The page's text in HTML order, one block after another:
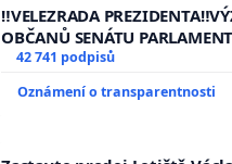
na přijetí usnesení k podání
žaloby na prezidenta
‼️VELEZRADA
OBČANŮ SENÁTU
vyhlášení veřejného slyšení
na přijetí usnesení k podání
42 741 podpisů
Oznámení o transparentnosti